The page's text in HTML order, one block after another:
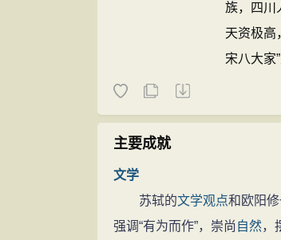
族，四川
天资极高
宋八大家
称苏黄
主要成就
文学
苏轼的文学观点和欧阳
强调“有为而作”，崇尚自然，